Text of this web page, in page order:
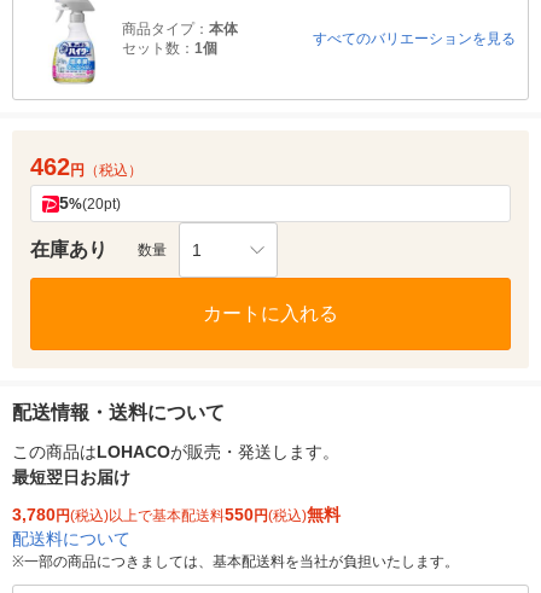
商品タイプ： 本体
セット数： 1個
すべてのバリエーションを見る
462円 （税込）
5%(20pt)
在庫あり 数量 1
カートに入れる
配送情報・送料について
この商品はLOHACOが販売・発送します。
最短翌日お届け
3,780円(税込)以上で基本配送料550円(税込)無料
配送料について
※一部の商品につきましては、基本配送料を当社が負担いたします。